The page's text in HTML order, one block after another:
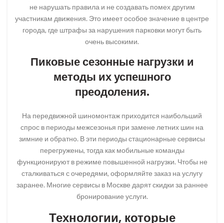
не нарушать правила и не создавать помех другим
участникам движения. Это имеет особое значение в центре
города, где штрафы за нарушения парковки могут быть
очень высокими.
Пиковые сезонные нагрузки и
методы их успешного
преодоления.
На передвижной шиномонтаж приходится наибольший
спрос в периоды межсезонья при замене летних шин на
зимние и обратно. В эти периоды стационарные сервисы
перегружены, тогда как мобильные команды
функционируют в режиме повышенной нагрузки. Чтобы не
сталкиваться с очередями, оформляйте заказ на услугу
заранее. Многие сервисы в Москве дарят скидки за раннее
бронирование услуги.
Технологии, которые